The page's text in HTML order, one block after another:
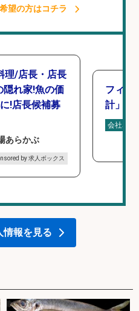
望の方はコチラ
理/店長・店長
れ家!魚の価
!店長候補募
あらかぶ
by 求人ボックス
フィッ
計」
会社名
情報を見る